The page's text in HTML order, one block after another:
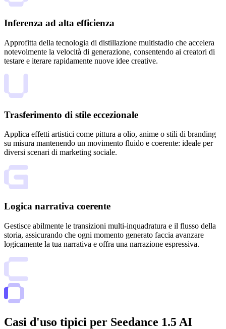
Inferenza ad alta efficienza
Approfitta della tecnologia di distillazione multistadio che accelera
notevolmente la velocità di generazione, consentendo ai creatori di
testare e iterare rapidamente nuove idee creative.
Trasferimento di stile eccezionale
Applica effetti artistici come pittura a olio, anime o stili di branding
su misura mantenendo un movimento fluido e coerente: ideale per
diversi scenari di marketing sociale.
Logica narrativa coerente
Gestisce abilmente le transizioni multi-inquadratura e il flusso della
storia, assicurando che ogni momento generato faccia avanzare
logicamente la tua narrativa e offra una narrazione espressiva.
Casi d'uso tipici per Seedance 1.5 AI